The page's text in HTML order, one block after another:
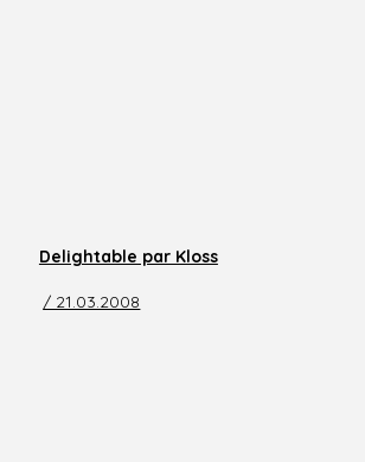
Delightable par Kloss
/ 21.03.2008